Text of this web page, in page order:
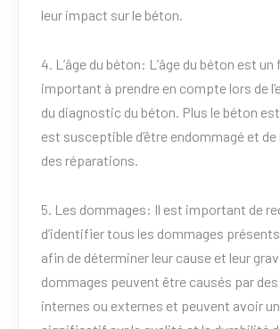
leur impact sur le béton.
4. L’âge du béton: L’âge du béton est
important à prendre en compte lors de
du diagnostic du béton. Plus le béton
est susceptible d’être endommagé et
des réparations.
5. Les dommages: Il est important de
d’identifier tous les dommages
afin de déterminer leur cause et leur
dommages peuvent être causés par
internes ou externes et peuvent avoir